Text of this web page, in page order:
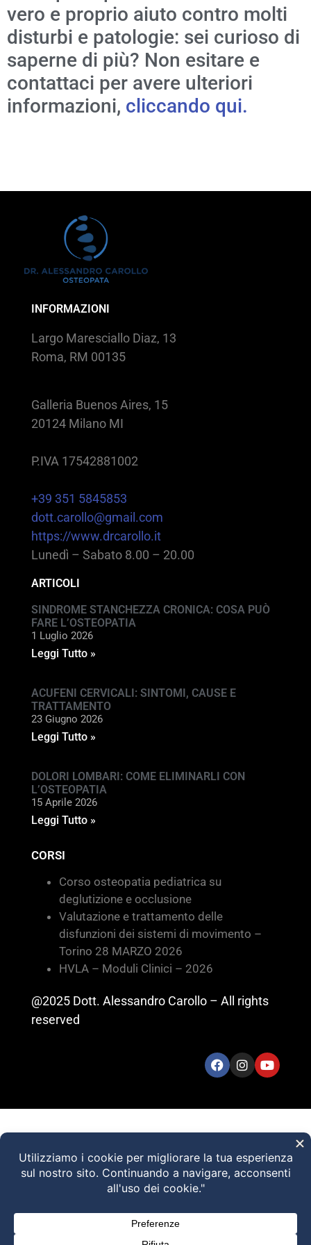
vero e proprio aiuto contro molti
disturbi e patologie: sei curioso di
saperne di più? Non esitare e
contattaci per avere ulteriori
informazioni, cliccando qui.
INFORMAZIONI
Largo Maresciallo Diaz, 13
Roma, RM 00135
Galleria Buenos Aires, 15
20124 Milano MI
P.IVA 17542881002
+39 351 5845853
dott.carollo@gmail.com
https://www.drcarollo.it
Lunedì – Sabato 8.00 – 20.00
ARTICOLI
SINDROME STANCHEZZA CRONICA: COSA PUÒ
FARE L’OSTEOPATIA
1 Luglio 2026
Leggi Tutto »
ACUFENI CERVICALI: SINTOMI, CAUSE E
TRATTAMENTO
23 Giugno 2026
Leggi Tutto »
DOLORI LOMBARI: COME ELIMINARLI CON
L’OSTEOPATIA
15 Aprile 2026
Leggi Tutto »
CORSI
Corso osteopatia pediatrica su
deglutizione e occlusione
Valutazione e trattamento delle
disfunzioni dei sistemi di movimento –
Torino 28 MARZO 2026
HVLA – Moduli Clinici – 2026
@2025 Dott. Alessandro Carollo – All rights
reserved